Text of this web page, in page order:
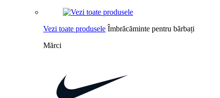
Vezi toate produsele Îmbrăcăminte pentru bărbați
Mărci